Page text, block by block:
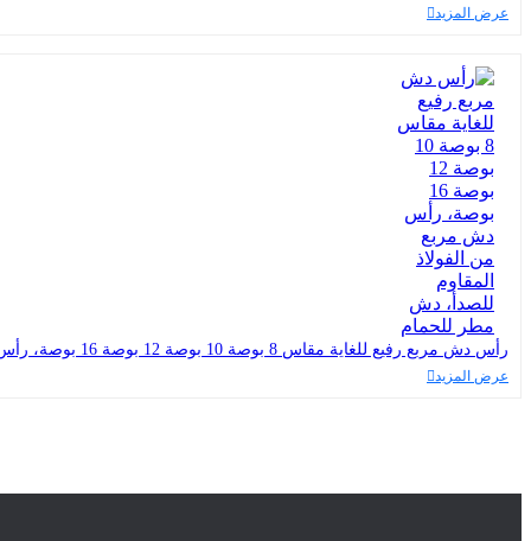
عرض المزيد
رأس دش مربع رفيع للغاية مقاس 8 بوصة 10 بوصة 12 بوصة 16 بوصة، رأس دش مربع من الفولاذ المقاوم للصدأ، دش مطر للحمام
عرض المزيد